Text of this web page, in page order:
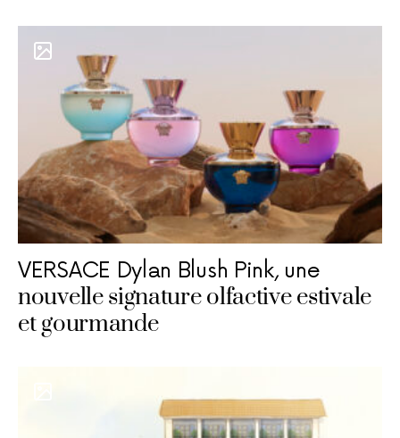
VERSACE Dylan Blush Pink, une
nouvelle signature olfactive estivale
et gourmande